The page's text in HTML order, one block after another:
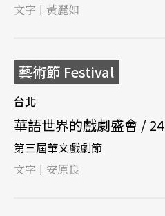
文字 | 黃麗如
藝術節 Festival
台北
華語世界的戲劇盛會 / 24
第三屆華文戲劇節
文字 | 安原良